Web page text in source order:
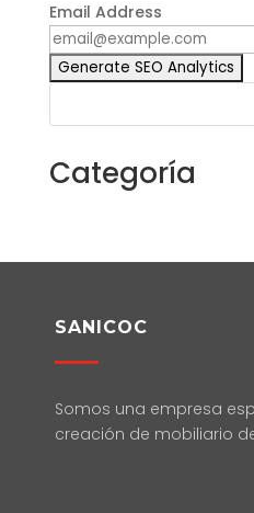
Email Address
Categoría
SANICOC
Somos una empresa
creación de mobiliario